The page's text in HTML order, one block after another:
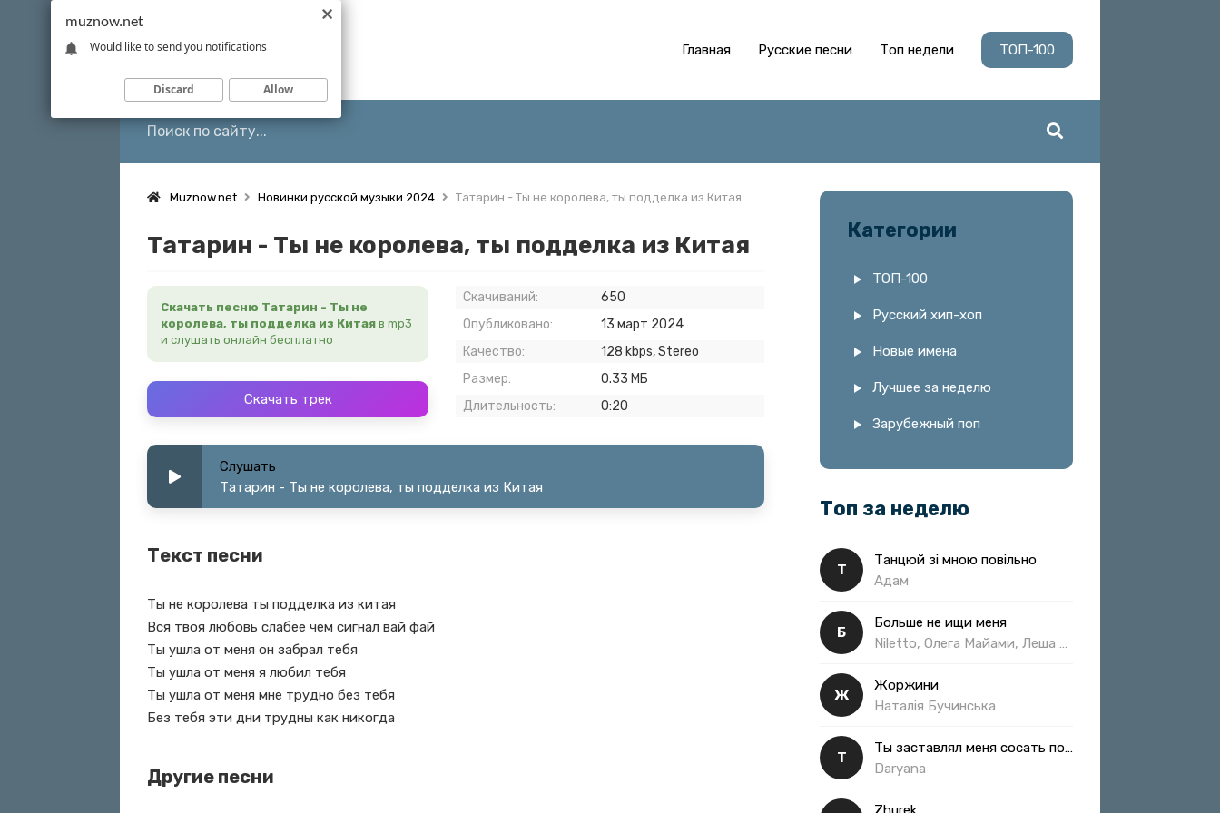
Главная Русские песни Топ недели ТОП-100
Muznow.net Новинки русской музыки 2024 Татарин - Ты не королева, ты подделка из Китая
Татарин - Ты не королева, ты подделка из Китая
Скачать песню Татарин - Ты не
королева, ты подделка из Китая в mp3
и слушать онлайн бесплатно
Скачать трек
Скачиваний:
650
Опубликовано:
13 март 2024
Качество:
128 kbps, Stereo
Размер:
0.33 МБ
Длительность:
0:20
Слушать
Татарин - Ты не королева, ты подделка из Китая
Текст песни
Ты не королева ты подделка из китая
Вся твоя любовь слабее чем сигнал вай фай
Ты ушла от меня он забрал тебя
Ты ушла от меня я любил тебя
Ты ушла от меня мне трудно без тебя
Без тебя эти дни трудны как никогда
Другие песни
Категории
ТОП-100
Русский хип-хоп
Новые имена
Лучшее за неделю
Зарубежный поп
Топ за неделю
Т
Танцюй зі мною повільно
Адам
Б
Больше не ищи меня
Ж
Жоржини
Наталія Бучинська
Т
Ты заставлял меня сосать полная
Daryana
muznow.net
Would like to send you notifications
Discard Allow